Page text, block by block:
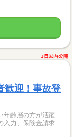
3日以内公開
歓迎！事故登
齢層の方が活躍
力、保険金請求